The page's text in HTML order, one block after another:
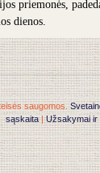
priemonės,
dienos.
saugomos.
sąskaita|Užsakymai ir